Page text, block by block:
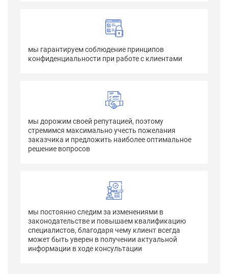
мы гарантируем соблюдение принципов
конфиденциальности при работе с клиентами
мы дорожим своей репутацией, поэтому
стремимся максимально учесть пожелания
заказчика и предложить наиболее оптимальное
решение вопросов
мы постоянно следим за изменениями в
законодательстве и повышаем квалификацию
специалистов, благодаря чему клиент всегда
может быть уверен в получении актуальной
информации в ходе консультации